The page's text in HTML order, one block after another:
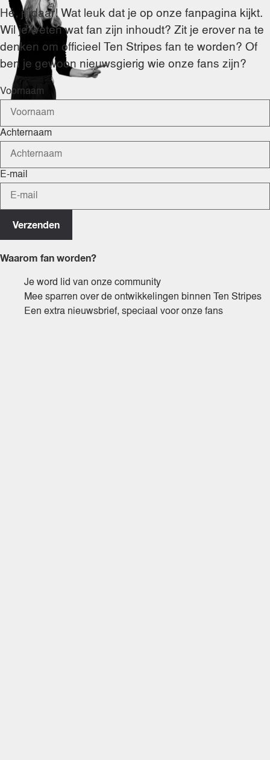
Hé, jij daar! Wat leuk dat je op onze fanpagina kijkt.
Wil je weten wat fan zijn inhoudt? Zit je erover na te
denken om officieel Ten Stripes fan te worden? Of
ben je gewoon nieuwsgierig wie onze fans zijn?
Voornaam
Achternaam
E-mail
Verzenden
Waarom fan worden?
Je word lid van onze community
Mee sparren over de ontwikkelingen binnen Ten Stripes
Een extra nieuwsbrief, speciaal voor onze fans